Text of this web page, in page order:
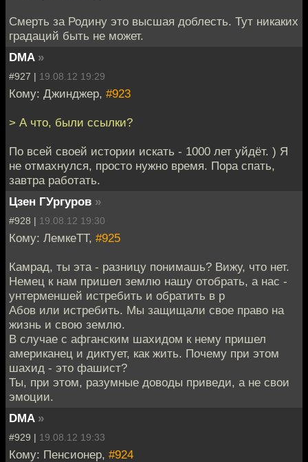
Смерть за Родину это высшая доблесть. Тут никаких
градаций быть не может.
DMA »
#927 | 19.08.12 19:29
Кому: Джинджер, #923
> А что, были ссылки?
По всей своей истории искать - 1000 лет уйдёт. ) Я
не отмахнулся, просто нужно время. Пора спать,
завтра работать.
Цзен ГУргуров »
#928 | 19.08.12 19:30
Кому: ЛемкеТТ, #925
Камрад, ты эта - разницу понимашь? Вижу, что нет.
Немец к нам пришел землю нашу отобрать, а нас -
унтерменшей истребить и обратить в р
Абов или истребить. Мы защищали свое право на
жизнь и свою землю.
В случае с афганским шахидом к нему пришел
американец и диктует, как жить. Почему при этом
шахид - это фашист?
Ты, при этом, разумные доводы приведи, а не свои
эмоции.
DMA »
#929 | 19.08.12 19:33
Кому: Пенсионер, #924